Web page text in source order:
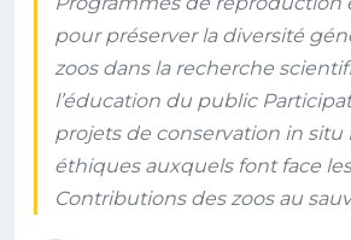
pour préserver la diversité
zoos dans la recherche
l’éducation du public
projets de conservation in situ
éthiques auxquels font face
Contributions des zoos au